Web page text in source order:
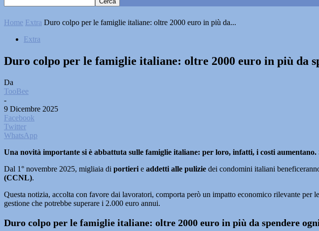
Home Extra Duro colpo per le famiglie italiane: oltre 2000 euro in più da...
Extra
Duro colpo per le famiglie italiane: oltre 2000 euro in più da
Da
TooBee
-
9 Dicembre 2025
Facebook
Twitter
WhatsApp
Una novità importante si è abbattuta sulle famiglie italiane: per loro, infatti, i costi aumentano.
Dal 1° novembre 2025, migliaia di portieri e addetti alle pulizie dei condomini italiani
(CCNL).
Questa notizia, accolta con favore dai lavoratori, comporta però un impatto economico rilevante
gestione che potrebbe superare i 2.000 euro annui.
Duro colpo per le famiglie italiane: oltre 2000 euro in più da spendere